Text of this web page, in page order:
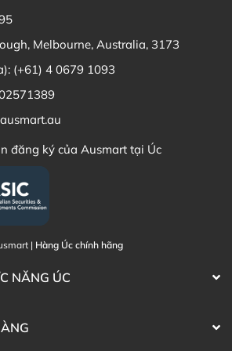
mua Thải độc gan Go Healthy
1 A Day 60 Viên trực tiếp trên
tại:
| Ausmart Commercial Pty Ltd
hệ đặt hàng:
& Cố vấn sản
Melbourne, Australia, 3173
(+61) 4 0679 1093
đăng ký của Ausmart tại Úc
| Hàng Úc chính hãng
NĂNG ÚC